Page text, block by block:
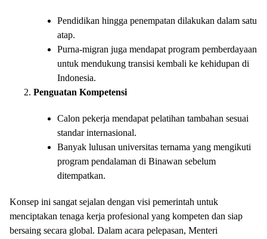
Pendidikan hingga penempatan dilakukan dalam satu
atap.
Purna-migran juga mendapat program pemberdayaan
untuk mendukung transisi kembali ke kehidupan di
Indonesia.
Penguatan Kompetensi
Calon pekerja mendapat pelatihan tambahan sesuai
standar internasional.
Banyak lulusan universitas ternama yang mengikuti
program pendalaman di Binawan sebelum
ditempatkan.
Konsep ini sangat sejalan dengan visi pemerintah untuk
menciptakan tenaga kerja profesional yang kompeten dan siap
bersaing secara global. Dalam acara pelepasan, Menteri